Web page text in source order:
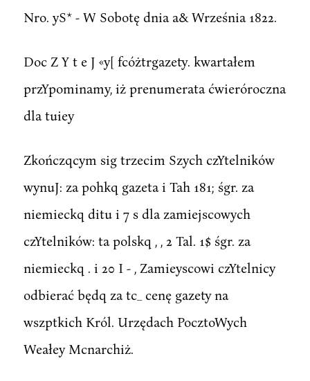
Nro. yS* - W Sobotę dnia a& Września 1822.
Doc Z Y t e J «y[ fcóżtrgazety. kwartałem
przYpominamy, iż prenumerata ćwieróroczna
dla tuiey
Zkończqcym sig trzecim Szych czYtelników
wynuJ: za pohkq gazeta i Tah 181; śgr. za
niemieckq ditu i 7 s dla zamiejscowych
czYtelników: ta polskq , , 2 Tal. 1$ śgr. za
niemieckq . i 20 I - , Zamieyscowi czYtelnicy
odbierać będq za tc_ cenę gazety na
wszptkich Król. Urzędach PocztoWych
Weałey Mcnarchiż.